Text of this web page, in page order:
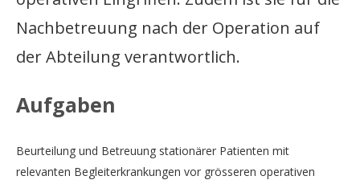
Nachbetreuung nach der Operation auf
der Abteilung verantwortlich.
Aufgaben
Beurteilung und Betreuung stationärer Patienten mit
relevanten Begleiterkrankungen vor grösseren operativen